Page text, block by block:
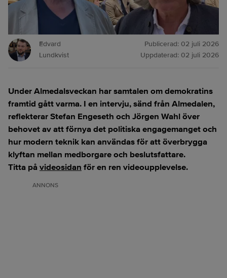
Edvard
Lundkvist
Publicerad: 02 juli 2026
Uppdaterad: 02 juli 2026
Under Almedalsveckan har samtalen om demokratins
framtid gått varma. I en intervju, sänd från Almedalen,
reflekterar Stefan Engeseth och Jörgen Wahl över
behovet av att förnya det politiska engagemanget och
hur modern teknik kan användas för att överbrygga
klyftan mellan medborgare och beslutsfattare.
Titta på videosidan för en ren videoupplevelse.
ANNONS